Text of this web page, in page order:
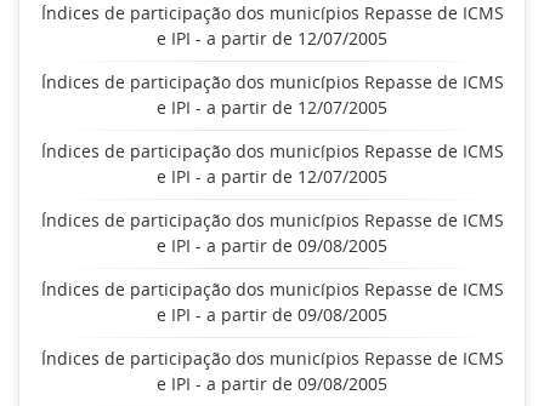
Índices de participação dos municípios Repasse de ICMS
e IPI - a partir de 12/07/2005
Índices de participação dos municípios Repasse de ICMS
e IPI - a partir de 12/07/2005
Índices de participação dos municípios Repasse de ICMS
e IPI - a partir de 12/07/2005
Índices de participação dos municípios Repasse de ICMS
e IPI - a partir de 09/08/2005
Índices de participação dos municípios Repasse de ICMS
e IPI - a partir de 09/08/2005
Índices de participação dos municípios Repasse de ICMS
e IPI - a partir de 09/08/2005